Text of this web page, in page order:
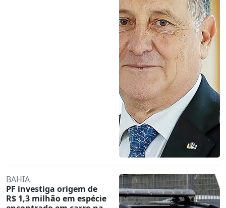
BAHIA
PF investiga origem de
R$ 1,3 milhão em espécie